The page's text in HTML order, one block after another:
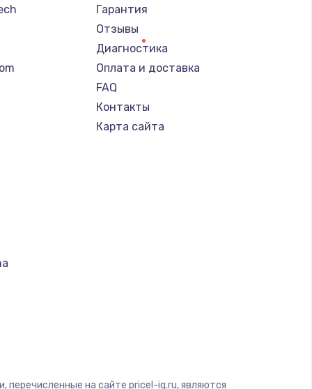
Гарантия
Отзывы
Диагностика
Оплата и доставка
FAQ
Контакты
Карта сайта
перечисленные на сайте pricel-iq.ru, являются